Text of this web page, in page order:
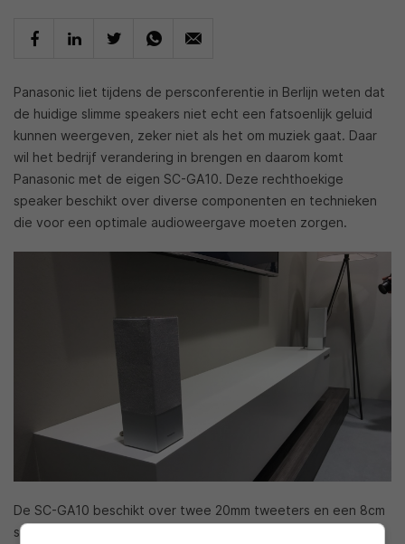
Panasonic liet tijdens de persconferentie in Berlijn weten dat
de huidige slimme speakers niet echt een fatsoenlijk geluid
kunnen weergeven, zeker niet als het om muziek gaat. Daar
wil het bedrijf verandering in brengen en daarom komt
Panasonic met de eigen SC-GA10. Deze rechthoekige
speaker beschikt over diverse componenten en technieken
die voor een optimale audioweergave moeten zorgen.
De SC-GA10 beschikt over twee 20mm tweeters en een 8cm
subwoofer die samen voor een betere muziekweergave, dan